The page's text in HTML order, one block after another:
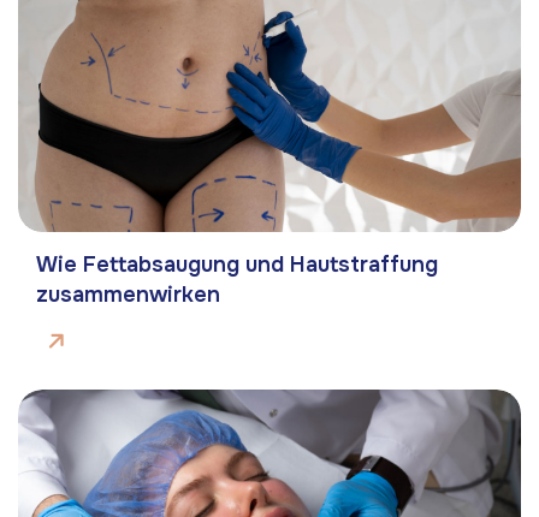
Wie Fettabsaugung und Hautstraffung
zusammenwirken